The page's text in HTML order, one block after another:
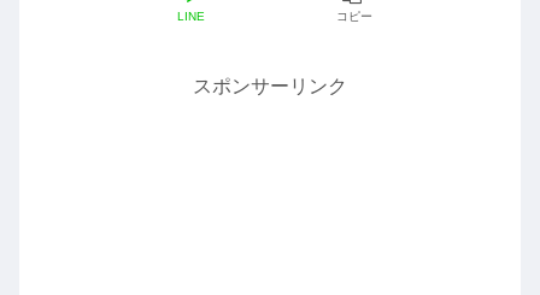
LINE コピー
スポンサーリンク